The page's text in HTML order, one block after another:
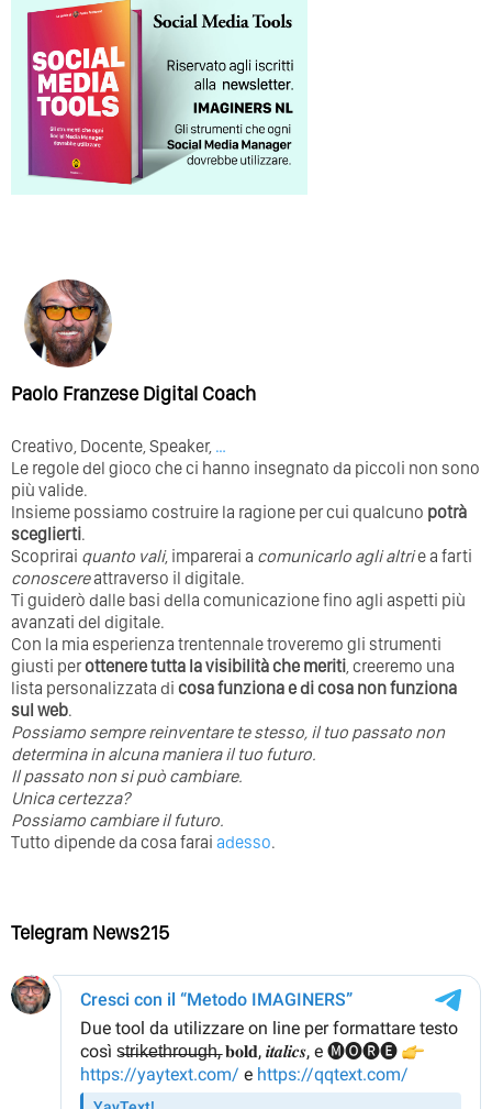
Paolo Franzese Digital Coach
Creativo, Docente, Speaker, …
Le regole del gioco che ci hanno insegnato da piccoli non sono
più valide.
Insieme possiamo costruire la ragione per cui qualcuno potrà
sceglierti.
Scoprirai quanto vali, imparerai a comunicarlo agli altrie a farti
conoscereattraverso il digitale.
Ti guiderò dalle basi della comunicazione fino agli aspetti più
avanzati del digitale.
Con la mia esperienza trentennale troveremo gli strumenti
giusti perottenere tutta la visibilità che meriti, creeremo una
lista personalizzata di cosa funziona e di cosa non funziona
sul web.
Possiamo sempre reinventare te stesso, il tuo passato non
determina in alcuna maniera il tuo futuro. ⁣
⁣Il passato non si può cambiare.
Unica certezza?
Possiamo cambiare il futuro.
Tutto dipende da cosa farai adesso.
Telegram News215